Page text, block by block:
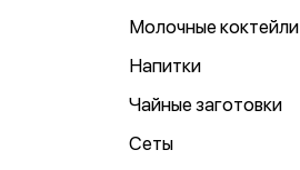
Молочные коктейли
Напитки
Чайные заготовки
Сеты